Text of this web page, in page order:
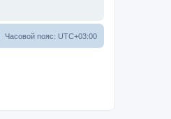
Часовой пояс: UTC+03:00